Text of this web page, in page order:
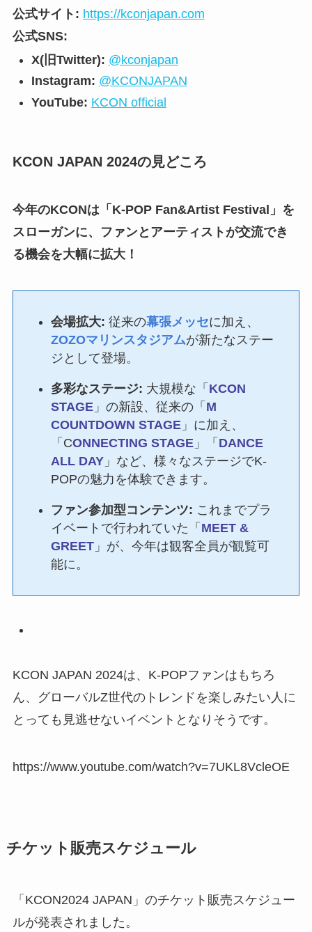
公式サイト: https://kconjapan.com
公式SNS:
X(旧Twitter): @kconjapan
Instagram: @KCONJAPAN
YouTube: KCON official
KCON JAPAN 2024の見どころ
今年のKCONは「K-POP Fan&Artist Festival」を
スローガンに、ファンとアーティストが交流でき
る機会を大幅に拡大！
会場拡大: 従来の幕張メッセに加え、
ZOZOマリンスタジアムが新たなステー
ジとして登場。
多彩なステージ: 大規模な「 KCON
STAGE」の新設、従来の「 M
COUNTDOWN STAGE」に加え、
「CONNECTING STAGE」「 DANCE
ALL DAY」など、様々なステージでK-
POPの魅力を体験できます。
ファン参加型コンテンツ: これまでプラ
イベートで行われていた「 MEET &
GREET」が、今年は観客全員が観覧可
能に。
KCON JAPAN 2024は、K-POPファンはもちろ
ん、グローバルZ世代のトレンドを楽しみたい人に
とっても見逃せないイベントとなりそうです。
https://www.youtube.com/watch?v=7UKL8VcleOE
チケット販売スケジュール
「KCON2024 JAPAN」のチケット販売スケジュー
ルが発表されました。